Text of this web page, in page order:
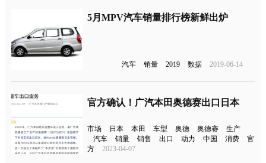
5月MPV汽车销量排行榜新鲜出炉
汽车 销量 2019 数据 2019-06-14
官方确认！广汽本田奥德赛出口日本
市场 日本 本田 车型 奥德 奥德赛
生产
汽车
销量 销售 出口 动力 中国 消费
官
方
2023-04-07